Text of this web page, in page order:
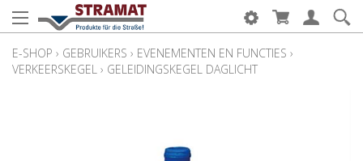
E-SHOP › GEBRUIKERS › EVENEMENTEN EN FUNCTIES ›
VERKEERSKEGEL › GELEIDINGSKEGEL DAGLICHT